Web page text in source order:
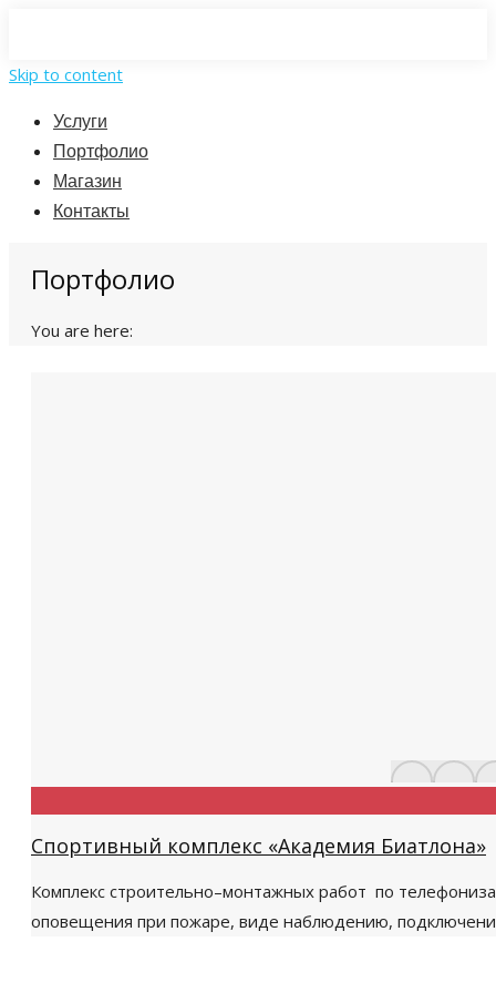
Skip to content
Услуги
Портфолио
Магазин
Контакты
Портфолио
You are here:
Спортивный комплекс «Академия Биатлона»
Комплекс строительно–монтажных работ по
оповещения при пожаре, виде наблюдению,